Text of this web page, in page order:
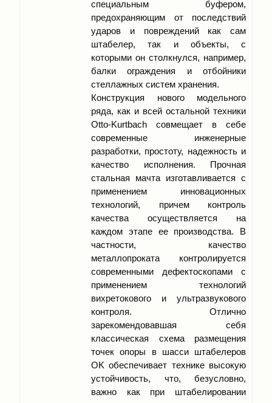
специальным буфером,
предохраняющим от последствий
ударов и повреждений как сам
штабелер, так и объекты, с
которыми он столкнулся, например,
балки ограждения и отбойники
стеллажных систем хранения.
Конструкция нового модельного
ряда, как и всей остальной техники
Otto-Kurtbach совмещает в себе
современные инженерные
разработки, простоту, надежность и
качество исполнения. Прочная
стальная мачта изготавливается с
применением инновационных
технологий, причем контроль
качества осуществляется на
каждом этапе ее производства. В
частности, качество
металлопроката контролируется
современными дефектоскопами с
применением технологий
вихретокового и ультразвукового
контроля. Отлично
зарекомендовавшая себя
классическая схема размещения
точек опоры в шасси штабелеров
OK обеспечивает технике высокую
устойчивость, что, безусловно,
важно как при штабелировании